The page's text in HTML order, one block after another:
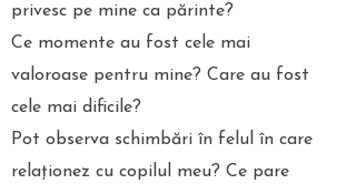
privesc pe mine ca părinte?
Ce momente au fost cele mai
valoroase pentru mine? Care au fost
cele mai dificile?
Pot observa schimbări în felul în care
relaționez cu copilul meu? Ce pare